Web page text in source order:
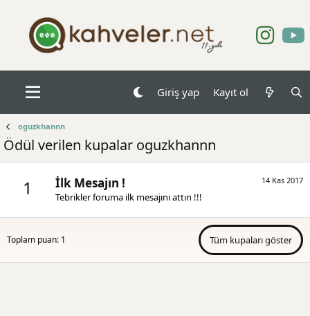
Giriş yap Kayıt ol
oguzkhannn
Ödül verilen kupalar oguzkhannn
1 14 Kas 2017
İlk Mesajın !
Tebrikler foruma ilk mesajını attın !!!
Toplam puan: 1 Tüm kupaları göster